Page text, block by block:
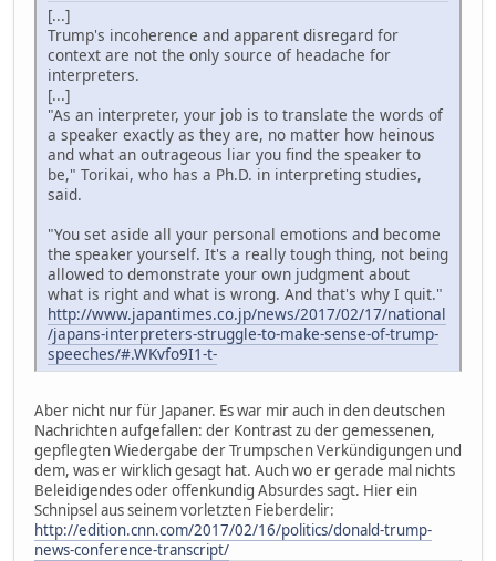
[...]
Trump's incoherence and apparent disregard for
context are not the only source of headache for
interpreters.
[...]
"As an interpreter, your job is to translate the words of
a speaker exactly as they are, no matter how heinous
and what an outrageous liar you find the speaker to
be," Torikai, who has a Ph.D. in interpreting studies,
said.
"You set aside all your personal emotions and become
the speaker yourself. It's a really tough thing, not being
allowed to demonstrate your own judgment about
what is right and what is wrong. And that's why I quit."
http://www.japantimes.co.jp/news/2017/02/17/national
/japans-interpreters-struggle-to-make-sense-of-trump-
speeches/#.WKvfo9I1-t-
Aber nicht nur für Japaner. Es war mir auch in den deutschen
Nachrichten aufgefallen: der Kontrast zu der gemessenen,
gepflegten Wiedergabe der Trumpschen Verkündigungen und
dem, was er wirklich gesagt hat. Auch wo er gerade mal nichts
Beleidigendes oder offenkundig Absurdes sagt. Hier ein
Schnipsel aus seinem vorletzten Fieberdelir:
http://edition.cnn.com/2017/02/16/politics/donald-trump-
news-conference-transcript/